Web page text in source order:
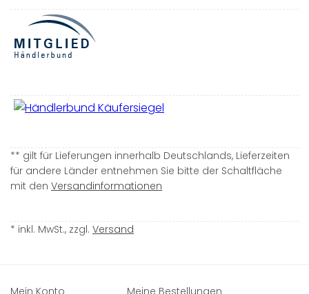
** gilt für Lieferungen innerhalb Deutschlands, Lieferzeiten
für andere Länder entnehmen Sie bitte der Schaltfläche
mit den Versandinformationen
* inkl. MwSt., zzgl. Versand